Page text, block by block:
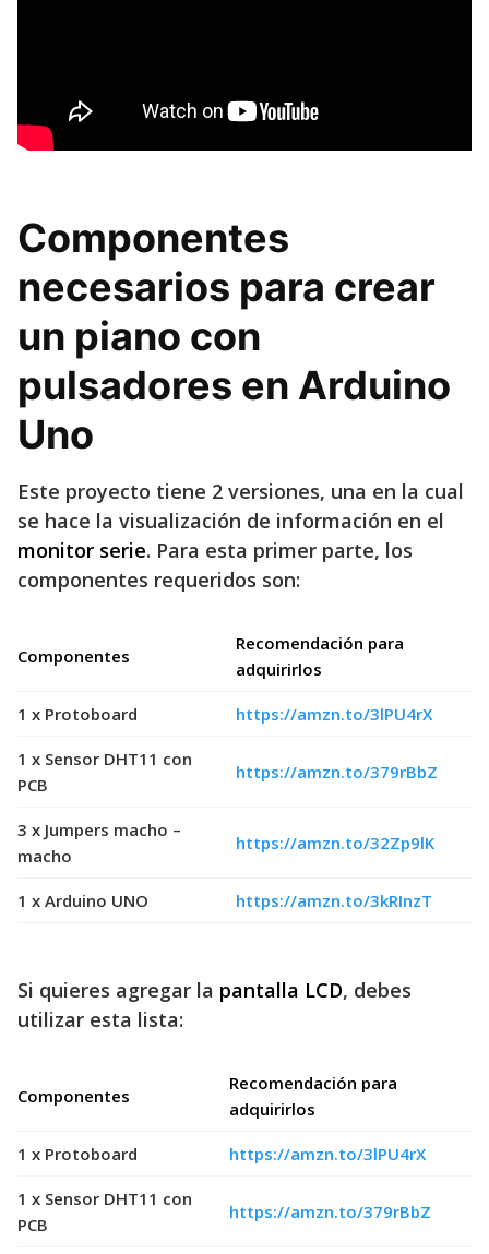
Componentes
necesarios para crear
un piano con
pulsadores en Arduino
Uno
Este proyecto tiene 2 versiones, una en la cual
se hace la visualización de información en el
monitor serie. Para esta primer parte, los
componentes requeridos son:
Componentes
Recomendación para
adquirirlos
1 x Protoboard https://amzn.to/3lPU4rX
1 x Sensor DHT11 con
PCB
https://amzn.to/379rBbZ
3 x Jumpers macho –
macho
https://amzn.to/32Zp9lK
1 x Arduino UNO https://amzn.to/3kRInzT
Si quieres agregar la pantalla LCD, debes
utilizar esta lista:
Componentes
Recomendación para
adquirirlos
1 x Protoboard https://amzn.to/3lPU4rX
1 x Sensor DHT11 con
PCB
https://amzn.to/379rBbZ